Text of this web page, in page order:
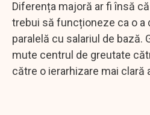
Diferența majoră ar fi însă
trebui să funcționeze ca o a
paralelă cu salariul de bază.
mute centrul de greutate
către o ierarhizare mai clară